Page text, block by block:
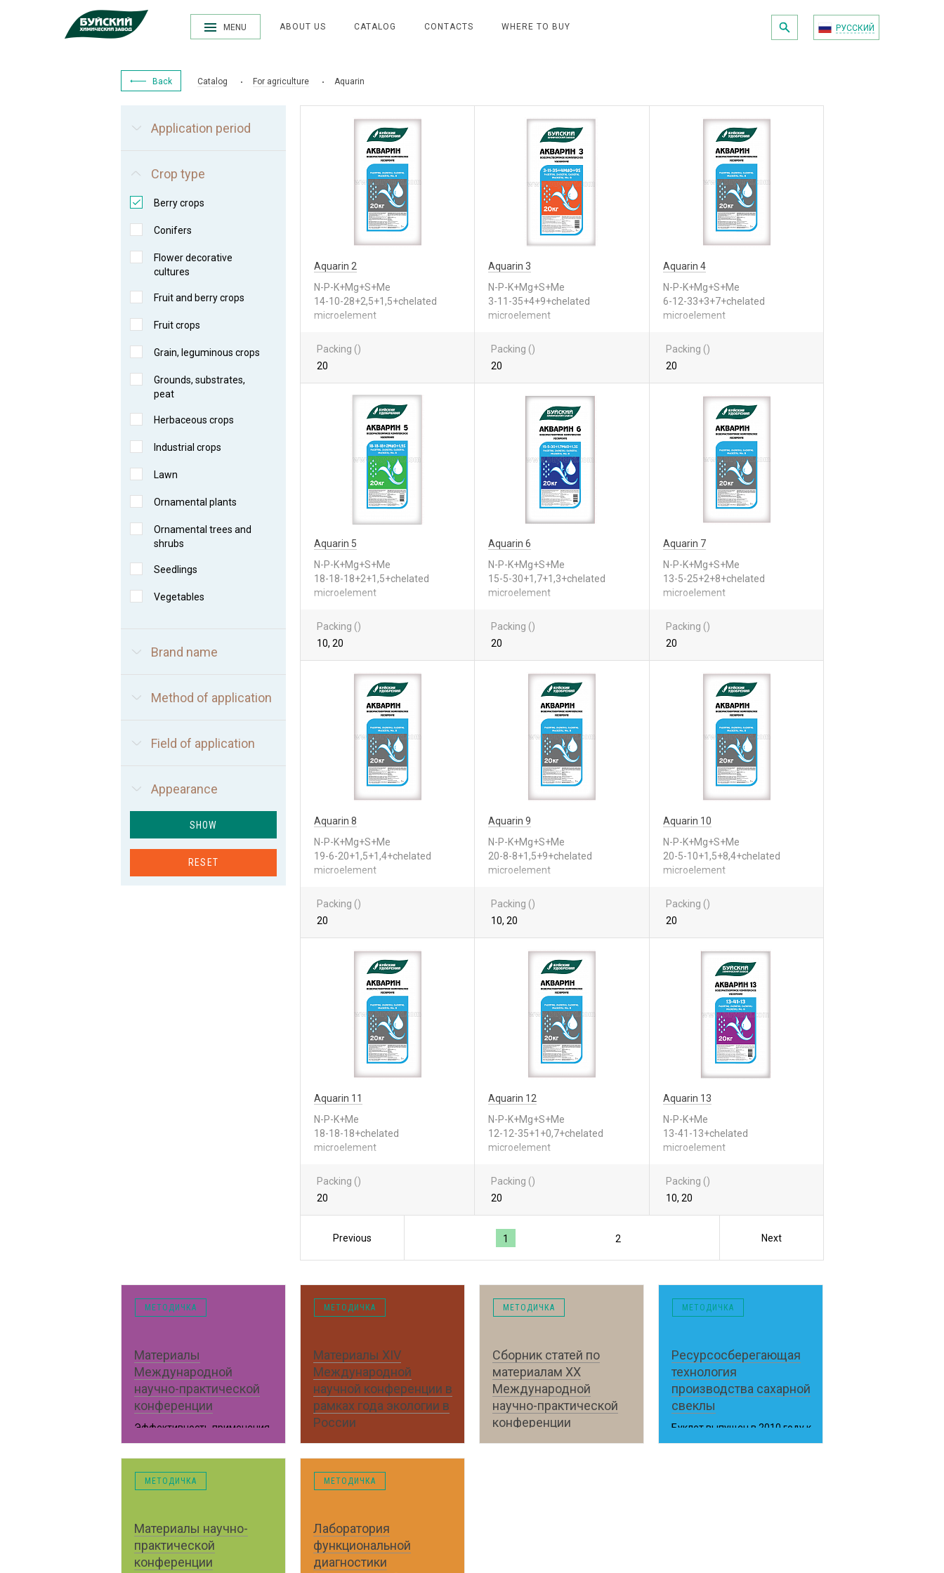
MENU ABOUT US CATALOG CONTACTS WHERE TO BUY РУССКИЙ
Back Catalog For agriculture Aquarin
Application period
Crop type
Berry crops
Conifers
Flower decorative
cultures
Fruit and berry crops
Fruit crops
Grain, leguminous crops
Grounds, substrates,
peat
Herbaceous crops
Industrial crops
Lawn
Ornamental plants
Ornamental trees and
shrubs
Seedlings
Vegetables
Brand name
Method of application
Field of application
Appearance
SHOW
RESET
Aquarin 2
N-P-K+Mg+S+Me
14-10-28+2,5+1,5+chelated
microelement
Packing ()
20
Aquarin 3
N-P-K+Mg+S+Me
3-11-35+4+9+chelated
microelement
Packing ()
20
Aquarin 4
N-P-K+Mg+S+Me
6-12-33+3+7+chelated
microelement
Packing ()
20
Aquarin 5
N-P-K+Mg+S+Me
18-18-18+2+1,5+chelated
microelement
Packing ()
10, 20
Aquarin 6
N-P-K+Mg+S+Me
15-5-30+1,7+1,3+chelated
microelement
Packing ()
20
Aquarin 7
N-P-K+Mg+S+Me
13-5-25+2+8+chelated
microelement
Packing ()
20
Aquarin 8
N-P-K+Mg+S+Me
19-6-20+1,5+1,4+chelated
microelement
Packing ()
20
Aquarin 9
N-P-K+Mg+S+Me
20-8-8+1,5+9+chelated
microelement
Packing ()
10, 20
Aquarin 10
N-P-K+Mg+S+Me
20-5-10+1,5+8,4+chelated
microelement
Packing ()
20
Aquarin 11
N-P-K+Me
18-18-18+chelated
microelement
Packing ()
20
Aquarin 12
N-P-K+Mg+S+Me
12-12-35+1+0,7+chelated
microelement
Packing ()
20
Aquarin 13
N-P-K+Me
13-41-13+chelated
microelement
Packing ()
10, 20
Previous Next
1 2
МЕТОДИЧКА
Материалы
Международной
научно-практической
конференции
Эффективность применения
биомодифицированных
нечерноземья
МЕТОДИЧКА
Материалы XIV
Международной
научной конференции в
рамках года экологии в
России
Влияние органоминеральных
удобрений на содержание
микроэлементов в
викоовсяной смеси
МЕТОДИЧКА
Сборник статей по
материалам ХХ
Международной
научно-практической
конференции
Современные технологии
МЕТОДИЧКА
Ресурсосберегающая
технология
производства сахарной
свеклы
Буклет выпущен в 2010 году к
IX Международному
МЕТОДИЧКА
Материалы научно-
практической
конференции
МЕТОДИЧКА
Лаборатория
функциональной
диагностики